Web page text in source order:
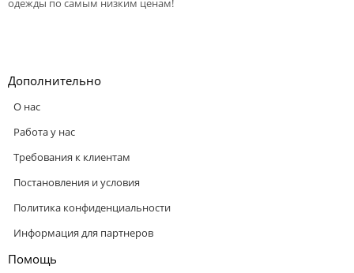
одежды по самым низким ценам!
Дополнительно
О нас
Работа у нас
Требования к клиентам
Постановления и условия
Политика конфиденциальности
Информация для партнеров
Помощь